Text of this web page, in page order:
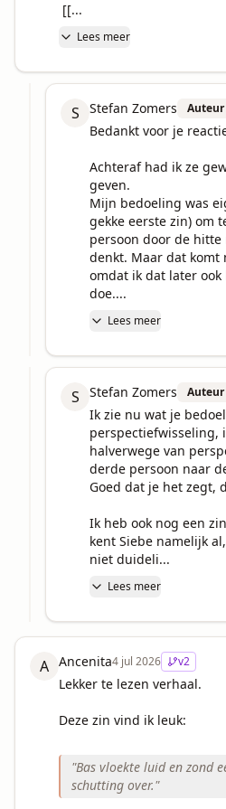
[[...
Lees meer
S Stefan Zomers Auteur
Bedankt voor je
Achteraf had ik ze
geven.
Mijn bedoeling was
gekke eerste zin) om
persoon door de
denkt. Maar dat komt
omdat ik dat later
doe....
Lees meer
S Stefan Zomers Auteur
Ik zie nu wat je
perspectiefwisseling,
halverwege van
derde persoon naar
Goed dat je het zegt,
Ik heb ook nog een
kent Siebe namelijk
niet duideli...
Lees meer
A Ancenita4 jul 2026 v2
Lekker te lezen verhaal.
Deze zin vind ik leuk:
"Bas vloekte luid en zond
schutting over."